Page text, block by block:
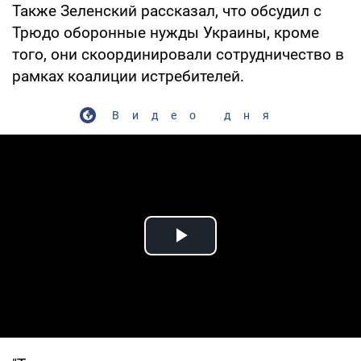
Также Зеленский рассказал, что обсудил с
Трюдо оборонные нужды Украины, кроме
того, они скоординировали сотрудничество в
рамках коалиции истребителей.
Видео дня
Play Video